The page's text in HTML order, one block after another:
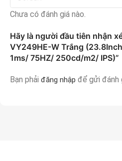
Chưa có đánh giá nào.
Hãy là người đầu tiên nhận
VY249HE-W Trắng
1ms/ 75HZ/ 250cd/m2/ IPS)”
Bạn phải đăng nhập để gửi đánh